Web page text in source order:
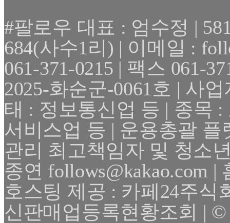
#팔로우 대표 : 엄수정 |
684(사수1리) | 이메일 :
061-371-0215 | 팩스 061-
2025-화순군-0061호 | 사
태 : 정보통신업 등 | 종목
서비스업 등 | 운용총괄
관리 최고책임자 및 청소
종연 follows@kakao.com
호스팅 제공 : 카페24주식
신판매업등록현황조회 | ©